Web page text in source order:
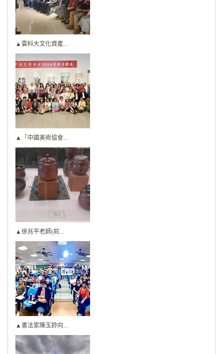
▲雲科大文化資產...
▲「中國美術協會...
▲徐兆平老師(前...
▲書法家陳玉鈴向...